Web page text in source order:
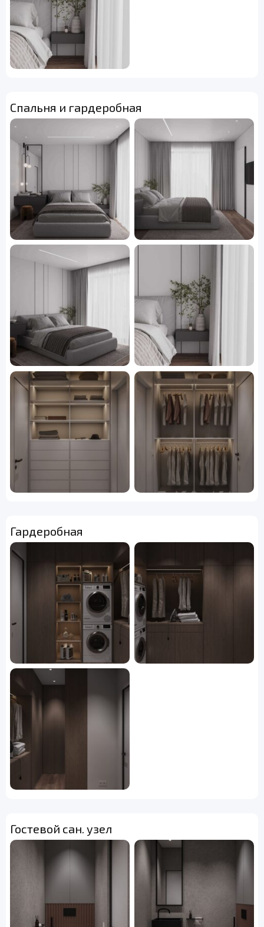
Спальня и гардеробная
Гардеробная
Гостевой сан. узел